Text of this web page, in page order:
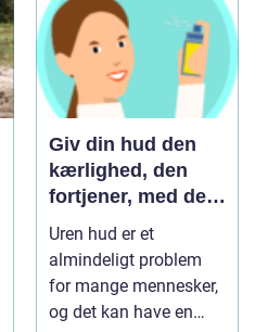
Giv din hud den
kærlighed, den
fortjener, med de
bedste produkter
mod uren hud
Uren hud er et
almindeligt problem
for mange mennesker,
og det kan have en